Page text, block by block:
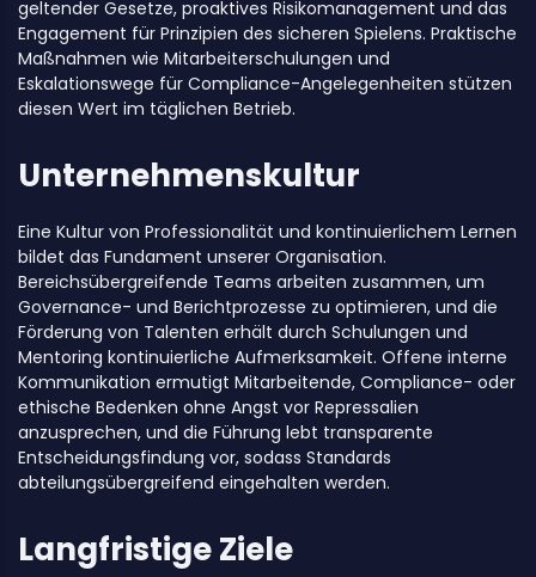
geltender Gesetze, proaktives Risikomanagement und das
Engagement für Prinzipien des sicheren Spielens. Praktische
Maßnahmen wie Mitarbeiterschulungen und
Eskalationswege für Compliance-Angelegenheiten stützen
diesen Wert im täglichen Betrieb.
Unternehmenskultur
Eine Kultur von Professionalität und kontinuierlichem Lernen
bildet das Fundament unserer Organisation.
Bereichsübergreifende Teams arbeiten zusammen, um
Governance- und Berichtprozesse zu optimieren, und die
Förderung von Talenten erhält durch Schulungen und
Mentoring kontinuierliche Aufmerksamkeit. Offene interne
Kommunikation ermutigt Mitarbeitende, Compliance- oder
ethische Bedenken ohne Angst vor Repressalien
anzusprechen, und die Führung lebt transparente
Entscheidungsfindung vor, sodass Standards
abteilungsübergreifend eingehalten werden.
Langfristige Ziele